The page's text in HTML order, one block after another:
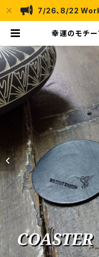
7/26、8/22 Work
幸運のモチ
イタリア IL
ザー 受注
SE